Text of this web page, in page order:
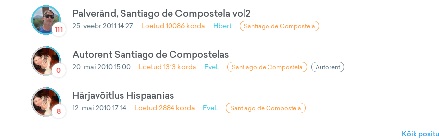
111
Palveränd, Santiago de Compostela vol2
25. veebr 2011 14:27 Loetud 10086 korda Hbert Santiago de Compostela
0
Autorent Santiago de Compostelas
20. mai 2010 15:00 Loetud 1313 korda EveL Santiago de Compostela Autorent
8
Härjavõitlus Hispaanias
12. mai 2010 17:14 Loetud 2884 korda EveL Santiago de Compostela
Kõik